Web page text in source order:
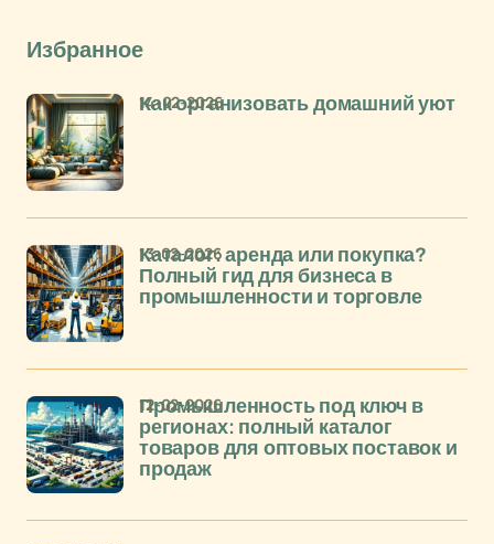
Избранное
Как организовать домашний уют
14-02-2026
Каталог: аренда или покупка?
Полный гид для бизнеса в
промышленности и торговле
13-02-2026
Промышленность под ключ в
регионах: полный каталог
товаров для оптовых поставок и
продаж
12-02-2026